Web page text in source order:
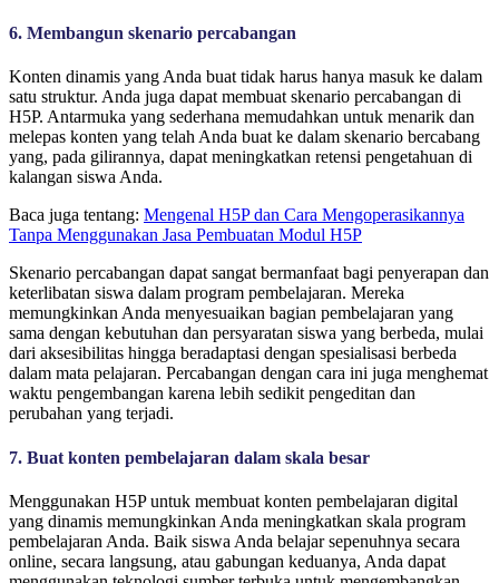
6. Membangun skenario percabangan
Konten dinamis yang Anda buat tidak harus hanya masuk ke dalam
satu struktur. Anda juga dapat membuat skenario percabangan di
H5P. Antarmuka yang sederhana memudahkan untuk menarik dan
melepas konten yang telah Anda buat ke dalam skenario bercabang
yang, pada gilirannya, dapat meningkatkan retensi pengetahuan di
kalangan siswa Anda.
Baca juga tentang: Mengenal H5P dan Cara Mengoperasikannya
Tanpa Menggunakan Jasa Pembuatan Modul H5P
Skenario percabangan dapat sangat bermanfaat bagi penyerapan dan
keterlibatan siswa dalam program pembelajaran. Mereka
memungkinkan Anda menyesuaikan bagian pembelajaran yang
sama dengan kebutuhan dan persyaratan siswa yang berbeda, mulai
dari aksesibilitas hingga beradaptasi dengan spesialisasi berbeda
dalam mata pelajaran. Percabangan dengan cara ini juga menghemat
waktu pengembangan karena lebih sedikit pengeditan dan
perubahan yang terjadi.
7. Buat konten pembelajaran dalam skala besar
Menggunakan H5P untuk membuat konten pembelajaran digital
yang dinamis memungkinkan Anda meningkatkan skala program
pembelajaran Anda. Baik siswa Anda belajar sepenuhnya secara
online, secara langsung, atau gabungan keduanya, Anda dapat